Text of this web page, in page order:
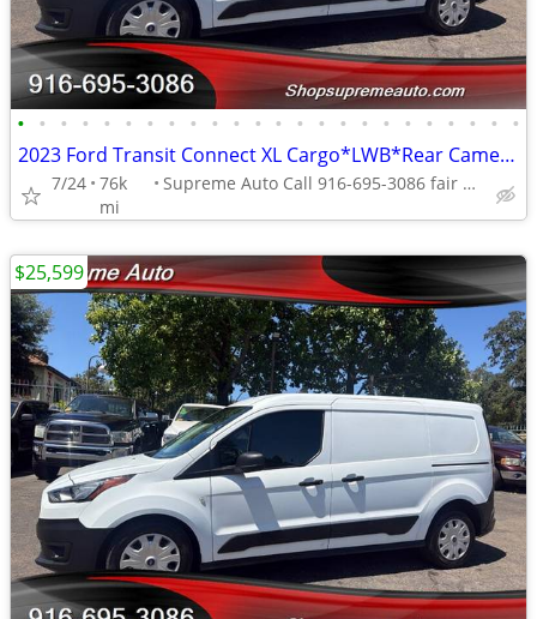
• • • • • • • • • • • • • • • • • • • • • • • •
2023 Ford Transit Connect XL Cargo*LWB*Rear Camera*Rear Door*
7/24 76k
mi
Supreme Auto Call 916-695-3086 fair oaks
$25,599